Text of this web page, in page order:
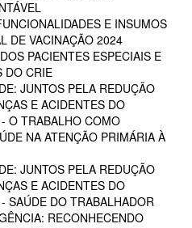
E INSUMOS
DE VACINAÇÃO 2024
PACIENTES ESPECIAIS E
DO CRIE
JUNTOS PELA REDUÇÃO
E ACIDENTES DO
O TRABALHO COMO
NA ATENÇÃO PRIMÁRIA À
JUNTOS PELA REDUÇÃO
E ACIDENTES DO
SAÚDE DO TRABALHADOR
RECONHECENDO